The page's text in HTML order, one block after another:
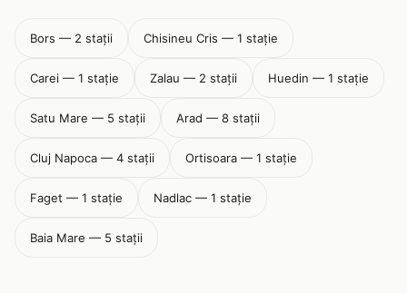
Bors — 2 stații Chisineu Cris — 1 stație
Carei — 1 stație Zalau — 2 stații Huedin — 1 stație
Satu Mare — 5 stații Arad — 8 stații
Cluj Napoca — 4 stații Ortisoara — 1 stație
Faget — 1 stație Nadlac — 1 stație
Baia Mare — 5 stații